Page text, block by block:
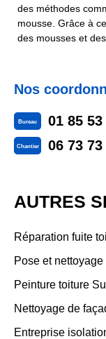
des méthodes
mousse. Grâce à
des mousses et
Nos
Bureau 01 85 53
Chantier 06 73 73
AUTRES
Réparation fuite
Pose et
Peinture toiture
Nettoyage de
Entreprise